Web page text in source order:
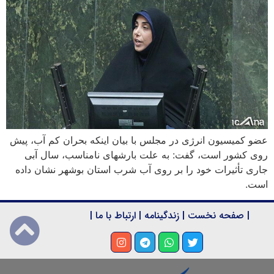
عضو کمیسیون انرژی در مجلس با بیان اینکه بحران کم آب، پیش
روی کشور است، گفت: به علت بارشهای نامناسب، سال آبی
جاری تأثیرات خود را بر روی آب شرب استان بوشهر نشان داده
است.
| صفحه نخست | زندگینامه | ارتباط با ما |